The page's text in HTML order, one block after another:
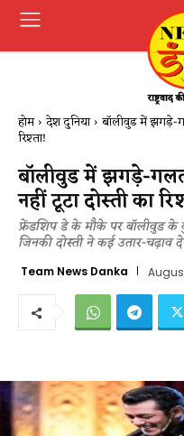
होम देश दुनिया बॉलीवुड में झगड़े-
रिश्ता!
बॉलीवुड में झगड़े-
नहीं टूटा दोस्ती का
फ्रेंडशिप डे के मौके पर बॉलीवुड
जिनकी दोस्ती ने कई उतार-
Team News Danka